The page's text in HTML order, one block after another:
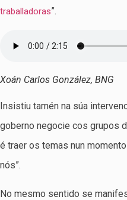
traballadoras”.
Xoán Carlos González, BNG
Insistiu tamén na súa
goberno negocie cos grupos
é traer os temas nun
nós”.
No mesmo sentido se